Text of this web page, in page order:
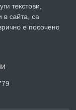
преди 1 година
текстови,
в сайта, са
е посочено